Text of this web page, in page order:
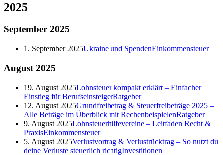
2025
September 2025
1. September 2025Ukraine und SpendenEinkommensteuer
August 2025
19. August 2025Lohnsteuer kompakt erklärt – Einfacher
Einstieg für BerufseinsteigerRatgeber
12. August 2025Grundfreibetrag & Steuerfreibeträge 2025 –
Alle Beträge im Überblick mit RechenbeispielenRatgeber
9. August 2025Lohnsteuerhilfevereine – Leitfaden Recht &
PraxisEinkommensteuer
5. August 2025Verlustvortrag & Verlustrücktrag – So nutzt du
deine Verluste steuerlich richtigInvestitionen